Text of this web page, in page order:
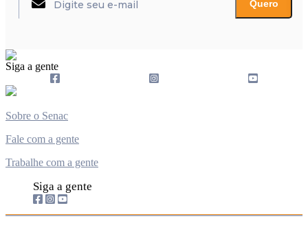
Quero
Siga a gente
Sobre o Senac
Fale com a gente
Trabalhe com a gente
Siga a gente